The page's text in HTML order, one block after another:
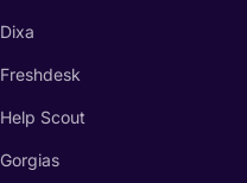
Dixa
Freshdesk
Help Scout
Gorgias